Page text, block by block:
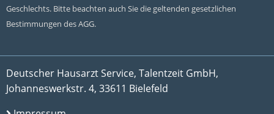
Geschlechts. Bitte beachten auch Sie die geltenden gesetzlichen
Bestimmungen des AGG.
Deutscher Hausarzt Service, Talentzeit GmbH,
Johanneswerkstr. 4, 33611 Bielefeld